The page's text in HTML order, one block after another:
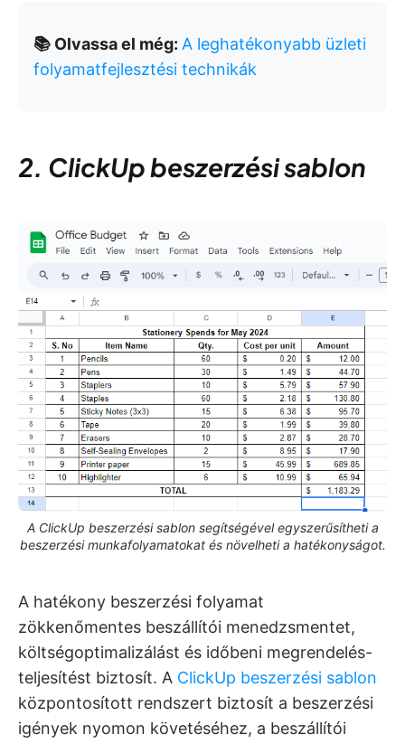
📚 Olvassa el még: A leghatékonyabb üzleti
folyamatfejlesztési technikák
2. ClickUp beszerzési sablon
A ClickUp beszerzési sablon segítségével egyszerűsítheti a
beszerzési munkafolyamatokat és növelheti a hatékonyságot.
A hatékony beszerzési folyamat
zökkenőmentes beszállítói menedzsmentet,
költségoptimalizálást és időbeni megrendelés-
teljesítést biztosít. A ClickUp beszerzési sablon
központosított rendszert biztosít a beszerzési
igények nyomon követéséhez, a beszállítói